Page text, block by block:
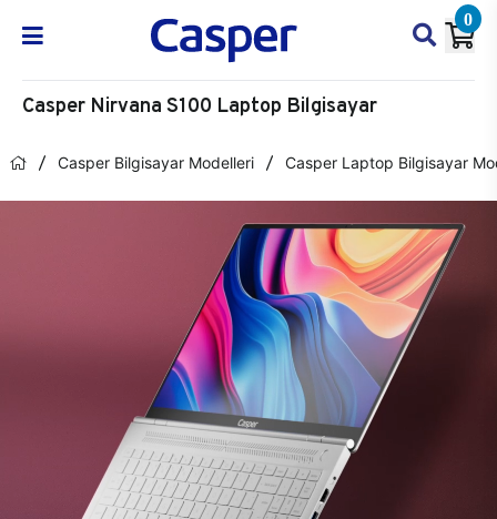
0
Casper Nirvana S100 Laptop Bilgisayar
Casper Bilgisayar Modelleri Casper Laptop Bilgisayar